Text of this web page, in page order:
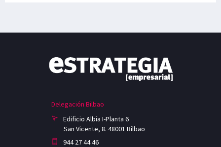
Delegación Bilbao
Edificio Albia I-Planta 6
San Vicente, 8. 48001 Bilbao
944 27 44 46